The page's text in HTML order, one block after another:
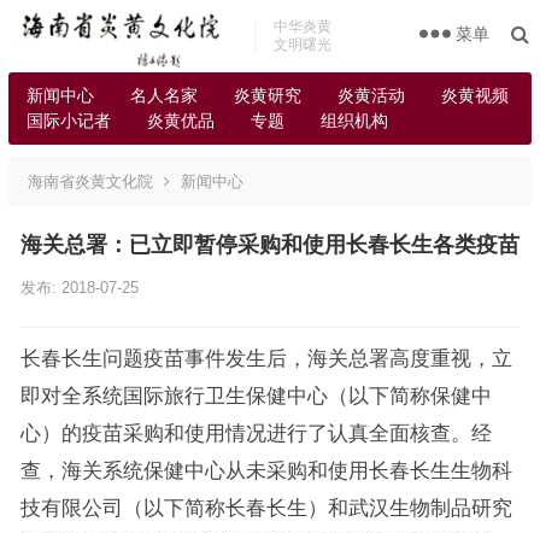
中华炎黄
文明曙光
新闻中心 名人名家 炎黄研究 炎黄活动
炎黄视频
国际小记者
炎黄优品 专题 组织机构
菜单
海南省炎黄文化院 新闻中心
海关总署：已立即暂停采购和使用长春长生各类疫苗
发布: 2018-07-25
长春长生问题疫苗事件发生后，海关总署高度重视，立
即对全系统国际旅行卫生保健中心（以下简称保健中
心）的疫苗采购和使用情况进行了认真全面核查。经
查，海关系统保健中心从未采购和使用长春长生生物科
技有限公司（以下简称长春长生）和武汉生物制品研究